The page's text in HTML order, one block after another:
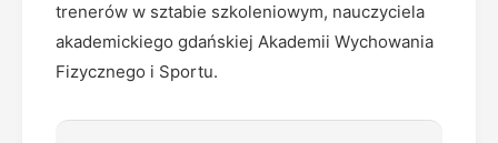
trenerów w sztabie szkoleniowym, nauczyciela
akademickiego gdańskiej Akademii Wychowania
Fizycznego i Sportu.